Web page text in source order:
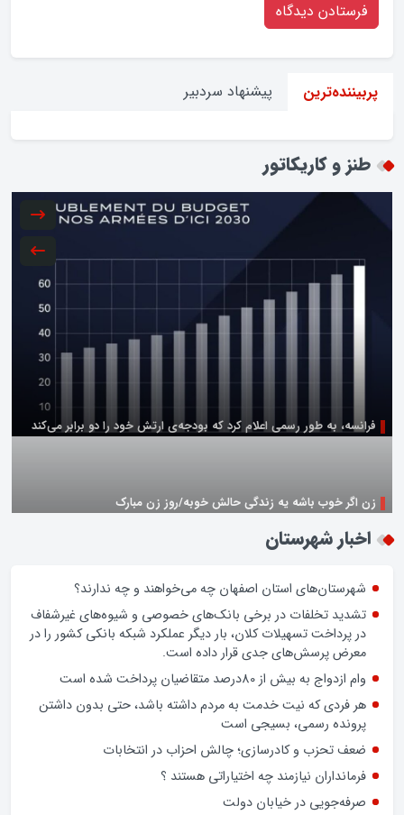
پربیننده‌ترین پیشنهاد سردبیر
طنز و کاریکاتور
زن اگر خوب باشه یه زندگی حالش خوبه/روز زن مبارک
اخبار شهرستان
شهرستان‌های استان اصفهان چه می‌خواهند و چه ندارند؟
تشدید تخلفات در برخی بانک‌های خصوصی و شیوه‌های غیرشفاف
در پرداخت تسهیلات کلان، بار دیگر عملکرد شبکه بانکی کشور را در
معرض پرسش‌های جدی قرار داده است.
وام ازدواج به بیش از 80درصد متقاضیان پرداخت شده است
هر فردی که نیت خدمت به مردم داشته باشد، حتی بدون داشتن
پرونده رسمی، بسیجی است
ضعف تحزب و کادرسازی؛ چالش احزاب در انتخابات
فرمانداران نیازمند چه اختیاراتی هستند ؟
صرفه‌جویی در خیابان دولت